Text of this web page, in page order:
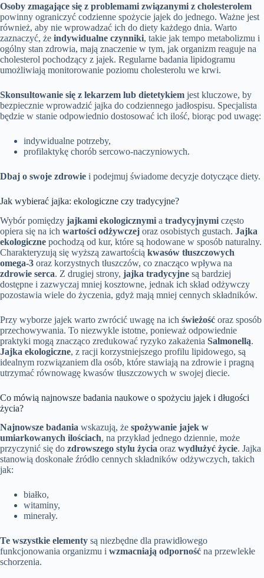
Osoby zmagające się z problemami związanymi z cholesterolem
powinny ograniczyć codzienne spożycie jajek do jednego. Ważne jest
również, aby nie wprowadzać ich do diety każdego dnia. Warto
zaznaczyć, że indywidualne czynniki, takie jak tempo metabolizmu i
ogólny stan zdrowia, mają znaczenie w tym, jak organizm reaguje na
cholesterol pochodzący z jajek. Regularne badania lipidogramu
umożliwiają monitorowanie poziomu cholesterolu we krwi.
Skonsultowanie się z lekarzem lub dietetykiem jest kluczowe, by
bezpiecznie wprowadzić jajka do codziennego jadłospisu. Specjalista
będzie w stanie odpowiednio dostosować ich ilość, biorąc pod uwagę:
indywidualne potrzeby,
profilaktykę chorób sercowo-naczyniowych.
Dbaj o swoje zdrowie i podejmuj świadome decyzje dotyczące diety.
Jak wybierać jajka: ekologiczne czy tradycyjne?
Wybór pomiędzy jajkami ekologicznymi a tradycyjnymi często
opiera się na ich wartości odżywczej oraz osobistych gustach. Jajka
ekologiczne pochodzą od kur, które są hodowane w sposób naturalny.
Charakteryzują się wyższą zawartością kwasów tłuszczowych
omega-3 oraz korzystnych tłuszczów, co znacząco wpływa na
zdrowie serca. Z drugiej strony, jajka tradycyjne są bardziej
dostępne i zazwyczaj mniej kosztowne, jednak ich skład odżywczy
pozostawia wiele do życzenia, gdyż mają mniej cennych składników.
Przy wyborze jajek warto zwrócić uwagę na ich świeżość oraz sposób
przechowywania. To niezwykle istotne, ponieważ odpowiednie
praktyki mogą znacząco zredukować ryzyko zakażenia Salmonellą.
Jajka ekologiczne, z racji korzystniejszego profilu lipidowego, są
idealnym rozwiązaniem dla osób, które stawiają na zdrowie i pragną
utrzymać równowagę kwasów tłuszczowych w swojej diecie.
Co mówią najnowsze badania naukowe o spożyciu jajek i długości
życia?
Najnowsze badania wskazują, że spożywanie jajek w
umiarkowanych ilościach, na przykład jednego dziennie, może
przyczynić się do zdrowszego stylu życia oraz wydłużyć życie. Jajka
stanowią doskonałe źródło cennych składników odżywczych, takich
jak:
białko,
witaminy,
minerały.
Te wszystkie elementy są niezbędne dla prawidłowego
funkcjonowania organizmu i wzmacniają odporność na przewlekłe
schorzenia.